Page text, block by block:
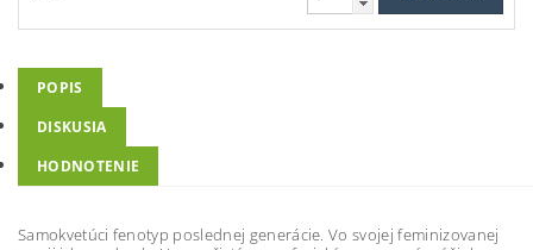
POPIS
DISKUSIA
HODNOTENIE
Samokvetúci fenotyp poslednej generácie. Vo svojej feminizovanej